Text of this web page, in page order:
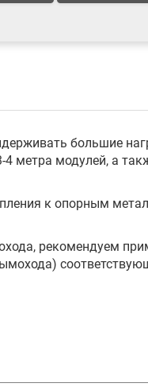
большие
метра модулей, а
к опорным
рекомендуем